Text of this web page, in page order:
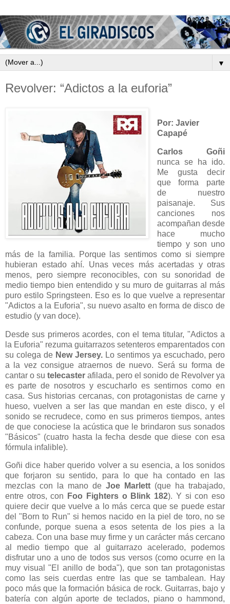
▼
Revolver: “Adictos a la euforia”
Por: Javier
Capapé
Carlos Goñi
nunca se ha ido.
Me gusta decir
que forma parte
de nuestro
paisanaje. Sus
canciones nos
acompañan desde
hace mucho
tiempo y son uno
más de la familia. Porque las sentimos como si siempre
hubieran estado ahí. Unas veces más acertadas y otras
menos, pero siempre reconocibles, con su sonoridad de
medio tiempo bien entendido y su muro de guitarras al más
puro estilo Springsteen. Eso es lo que vuelve a representar
"Adictos a la Euforia", su nuevo asalto en forma de disco de
estudio (y van doce).
Desde sus primeros acordes, con el tema titular, "Adictos a
la Euforia" rezuma guitarrazos setenteros emparentados con
su colega de New Jersey. Lo sentimos ya escuchado, pero
a la vez consigue atraernos de nuevo. Será su forma de
cantar o su telecaster afilada, pero el sonido de Revolver ya
es parte de nosotros y escucharlo es sentirnos como en
casa. Sus historias cercanas, con protagonistas de carne y
hueso, vuelven a ser las que mandan en este disco, y el
sonido se recrudece, como en sus primeros tiempos, antes
de que conociese la acústica que le brindaron sus sonados
"Básicos" (cuatro hasta la fecha desde que diese con esa
fórmula infalible).
Goñi dice haber querido volver a su esencia, a los sonidos
que forjaron su sentido, para lo que ha contado en las
mezclas con la mano de Joe Marlett (que ha trabajado,
entre otros, con Foo Fighters o Blink 182). Y si con eso
quiere decir que vuelve a lo más cerca que se puede estar
del "Born to Run" si hemos nacido en la piel de toro, no se
confunde, porque suena a esos setenta de los pies a la
cabeza. Con una base muy firme y un carácter más cercano
al medio tiempo que al guitarrazo acelerado, podemos
disfrutar uno a uno de todos sus versos (como ocurre en la
muy visual "El anillo de boda"), que son tan protagonistas
como las seis cuerdas entre las que se tambalean. Hay
poco más que la formación básica de rock. Guitarras, bajo y
batería con algún aporte de teclados, piano o hammond,